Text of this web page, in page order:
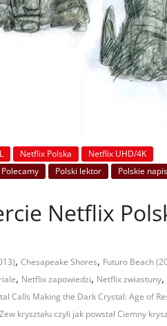
Netflix Polska
Netflix UHD/4K
Polecamy Polski lektor Polskie
Netflix
, Chesapeake Shores, Futuro Beach
, Netflix zapowiedzi, Netflix zwiastuny,
Calls Making the Dark Crystal: Age of
Zew kryształu czyli jak powstał Ciemny